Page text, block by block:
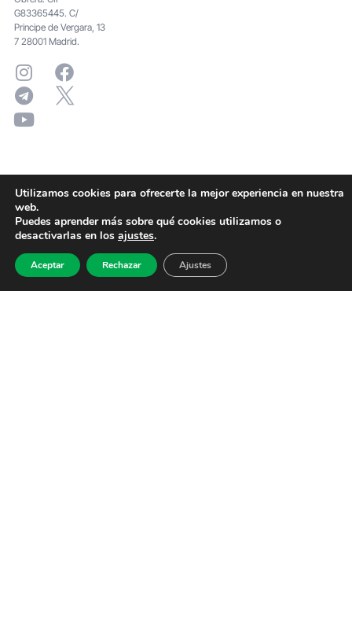
G83365445. C/
Principe de Vergara, 13
7 28001 Madrid.
Utilizamos cookies para ofrecerte la mejor experiencia en nuestra
web.
Puedes aprender más sobre qué cookies utilizamos o
desactivarlas en los ajustes.
Aceptar Rechazar Ajustes